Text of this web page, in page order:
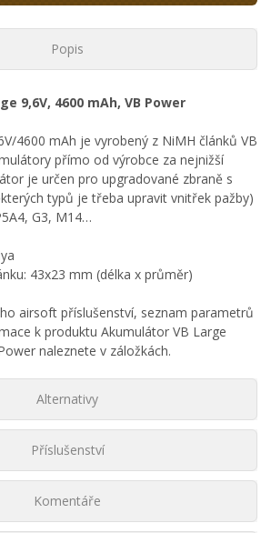
Popis
9,6V, 4600 mAh, VB Power
4600 mAh je vyrobený z NiMH článků VB
přímo od výrobce za nejnižší
je určen pro upgradované zbraně s
typů je třeba upravit vnitřek pažby)
G3, M14…
43x23 mm (délka x průměr)
airsoft příslušenství, seznam parametrů
k produktu Akumulátor VB Large
naleznete v záložkách.
Alternativy
Příslušenství
Komentáře